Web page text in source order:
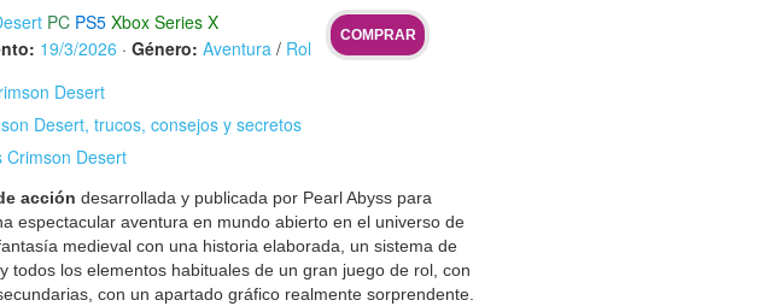
PC PS5 Xbox Series X
19/3/2026 · Género: Aventura / Rol
COMPRAR
Desert
Desert, trucos, consejos y secretos
Crimson Desert
acción desarrollada y publicada por Pearl Abyss para
espectacular aventura en mundo abierto en el universo de
medieval con una historia elaborada, un sistema de
todos los elementos habituales de un gran juego de rol, con
con un apartado gráfico realmente sorprendente.